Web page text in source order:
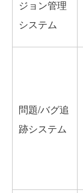
ジョン管理
システム
問題/バグ追
跡システム